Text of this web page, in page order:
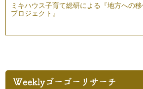
どんな香りがするのかな？野菜の香りを
「日本でもっとも美しい村 やさい王
作りを楽しむ、ハッピー・…
ミキハウス子育て総研による『地方への
プロジェクト』